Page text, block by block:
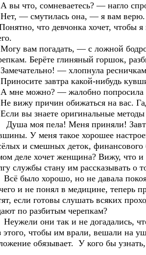
вы что, сомневаетесь? — нагло
— смутилась она, — я вам
что девчонка хочет, чтобы я
вам погадать, — с ложной
Берёте глиняный горшок,
— хлопнула
завтра какой-нибудь
мне можно? — жалобно попросила
вижу причин обижаться на вас.
вы знаете оригинальные
моя пела! Меня приняли!
У меня такое хорошее
и смешных деток, финансового
деле хочет женщина? Вижу, что
службы стану им рассказывать о
было хорошо, но не давала покоя
и не понял в медицине, теперь
если готовы слушать всяких
по разбитым черепкам?
они так и не догадались,
этого, чтобы им врали, вешали на
обязывает. У кого бы